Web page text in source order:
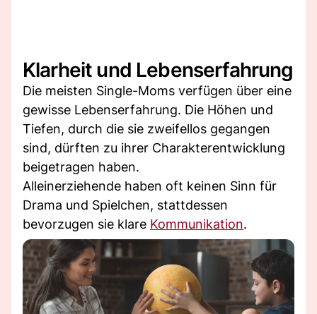
Klarheit und Lebenserfahrung
Die meisten Single-Moms verfügen über eine
gewisse Lebenserfahrung. Die Höhen und
Tiefen, durch die sie zweifellos gegangen
sind, dürften zu ihrer Charakterentwicklung
beigetragen haben.
Alleinerziehende haben oft keinen Sinn für
Drama und Spielchen, stattdessen
bevorzugen sie klare Kommunikation.